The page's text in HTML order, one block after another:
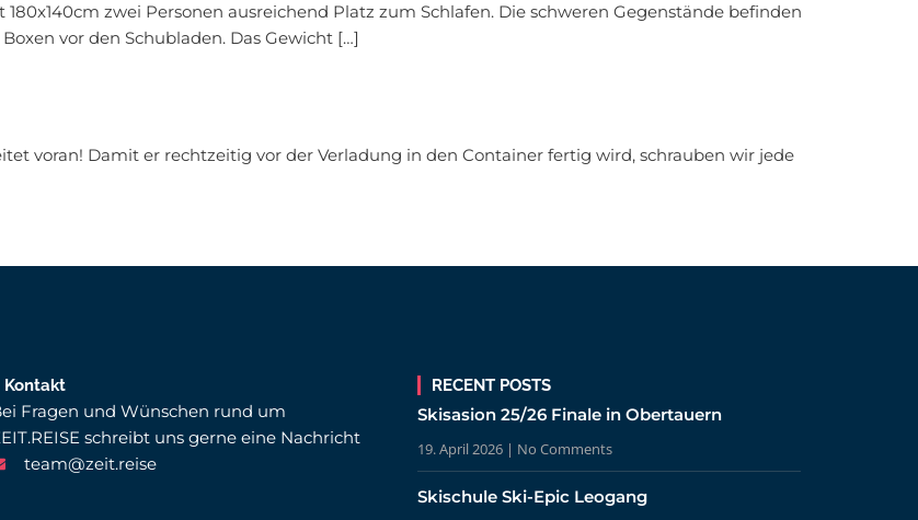
zwei Personen ausreichend Platz zum Schlafen. Die schweren Gegenstände befinden
vor den Schubladen. Das Gewicht […]
voran! Damit er rechtzeitig vor der Verladung in den Container fertig wird, schrauben wir jede
Kontakt
Fragen und Wünschen rund um
schreibt uns gerne eine Nachricht
team@zeit.reise
RECENT POSTS
Skisasion 25/26 Finale in Obertauern
19. April 2026 No Comments
Skischule Ski-Epic Leogang